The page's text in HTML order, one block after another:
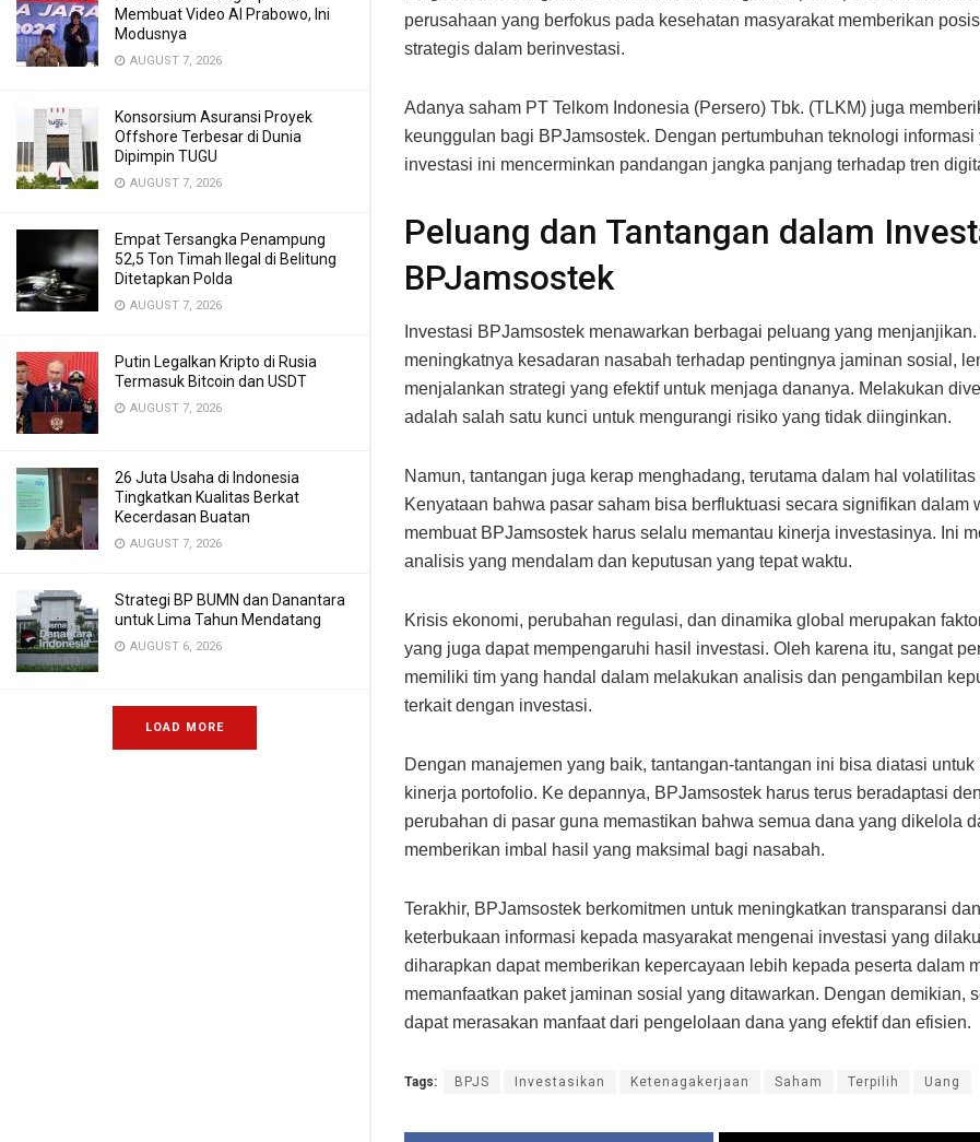
Membuat Video AI Prabowo, Ini
Modusnya
AUGUST 7, 2026
Konsorsium Asuransi Proyek
Offshore Terbesar di Dunia
Dipimpin TUGU
AUGUST 7, 2026
Empat Tersangka Penampung
52,5 Ton Timah Ilegal di Belitung
Ditetapkan Polda
AUGUST 7, 2026
Putin Legalkan Kripto di Rusia
Termasuk Bitcoin dan USDT
AUGUST 7, 2026
26 Juta Usaha di Indonesia
Tingkatkan Kualitas Berkat
Kecerdasan Buatan
AUGUST 7, 2026
Strategi BP BUMN dan Danantara
untuk Lima Tahun Mendatang
AUGUST 6, 2026
LOAD MORE
perusahaan yang berfokus pada kesehatan masyarakat memberikan
strategis dalam berinvestasi.
Adanya saham PT Telkom Indonesia (Persero) Tbk. (TLKM) juga
keunggulan bagi BPJamsostek. Dengan pertumbuhan teknologi informasi
investasi ini mencerminkan pandangan jangka panjang terhadap tren
Peluang dan Tantangan dalam
BPJamsostek
Investasi BPJamsostek menawarkan berbagai peluang yang
meningkatnya kesadaran nasabah terhadap pentingnya jaminan sosial,
menjalankan strategi yang efektif untuk menjaga dananya. Melakukan
adalah salah satu kunci untuk mengurangi risiko yang tidak diinginkan.
Namun, tantangan juga kerap menghadang, terutama dalam hal volatilitas
Kenyataan bahwa pasar saham bisa berfluktuasi secara signifikan dalam
membuat BPJamsostek harus selalu memantau kinerja investasinya. Ini
analisis yang mendalam dan keputusan yang tepat waktu.
Krisis ekonomi, perubahan regulasi, dan dinamika global merupakan
yang juga dapat mempengaruhi hasil investasi. Oleh karena itu, sangat
memiliki tim yang handal dalam melakukan analisis dan pengambilan
terkait dengan investasi.
Dengan manajemen yang baik, tantangan-tantangan ini bisa diatasi untuk
kinerja portofolio. Ke depannya, BPJamsostek harus terus beradaptasi
perubahan di pasar guna memastikan bahwa semua dana yang dikelola
memberikan imbal hasil yang maksimal bagi nasabah.
Terakhir, BPJamsostek berkomitmen untuk meningkatkan transparansi dan
keterbukaan informasi kepada masyarakat mengenai investasi yang
diharapkan dapat memberikan kepercayaan lebih kepada peserta dalam
memanfaatkan paket jaminan sosial yang ditawarkan. Dengan demikian,
dapat merasakan manfaat dari pengelolaan dana yang efektif dan efisien.
Tags: BPJS Investasikan Ketenagakerjaan Saham Terpilih Uang